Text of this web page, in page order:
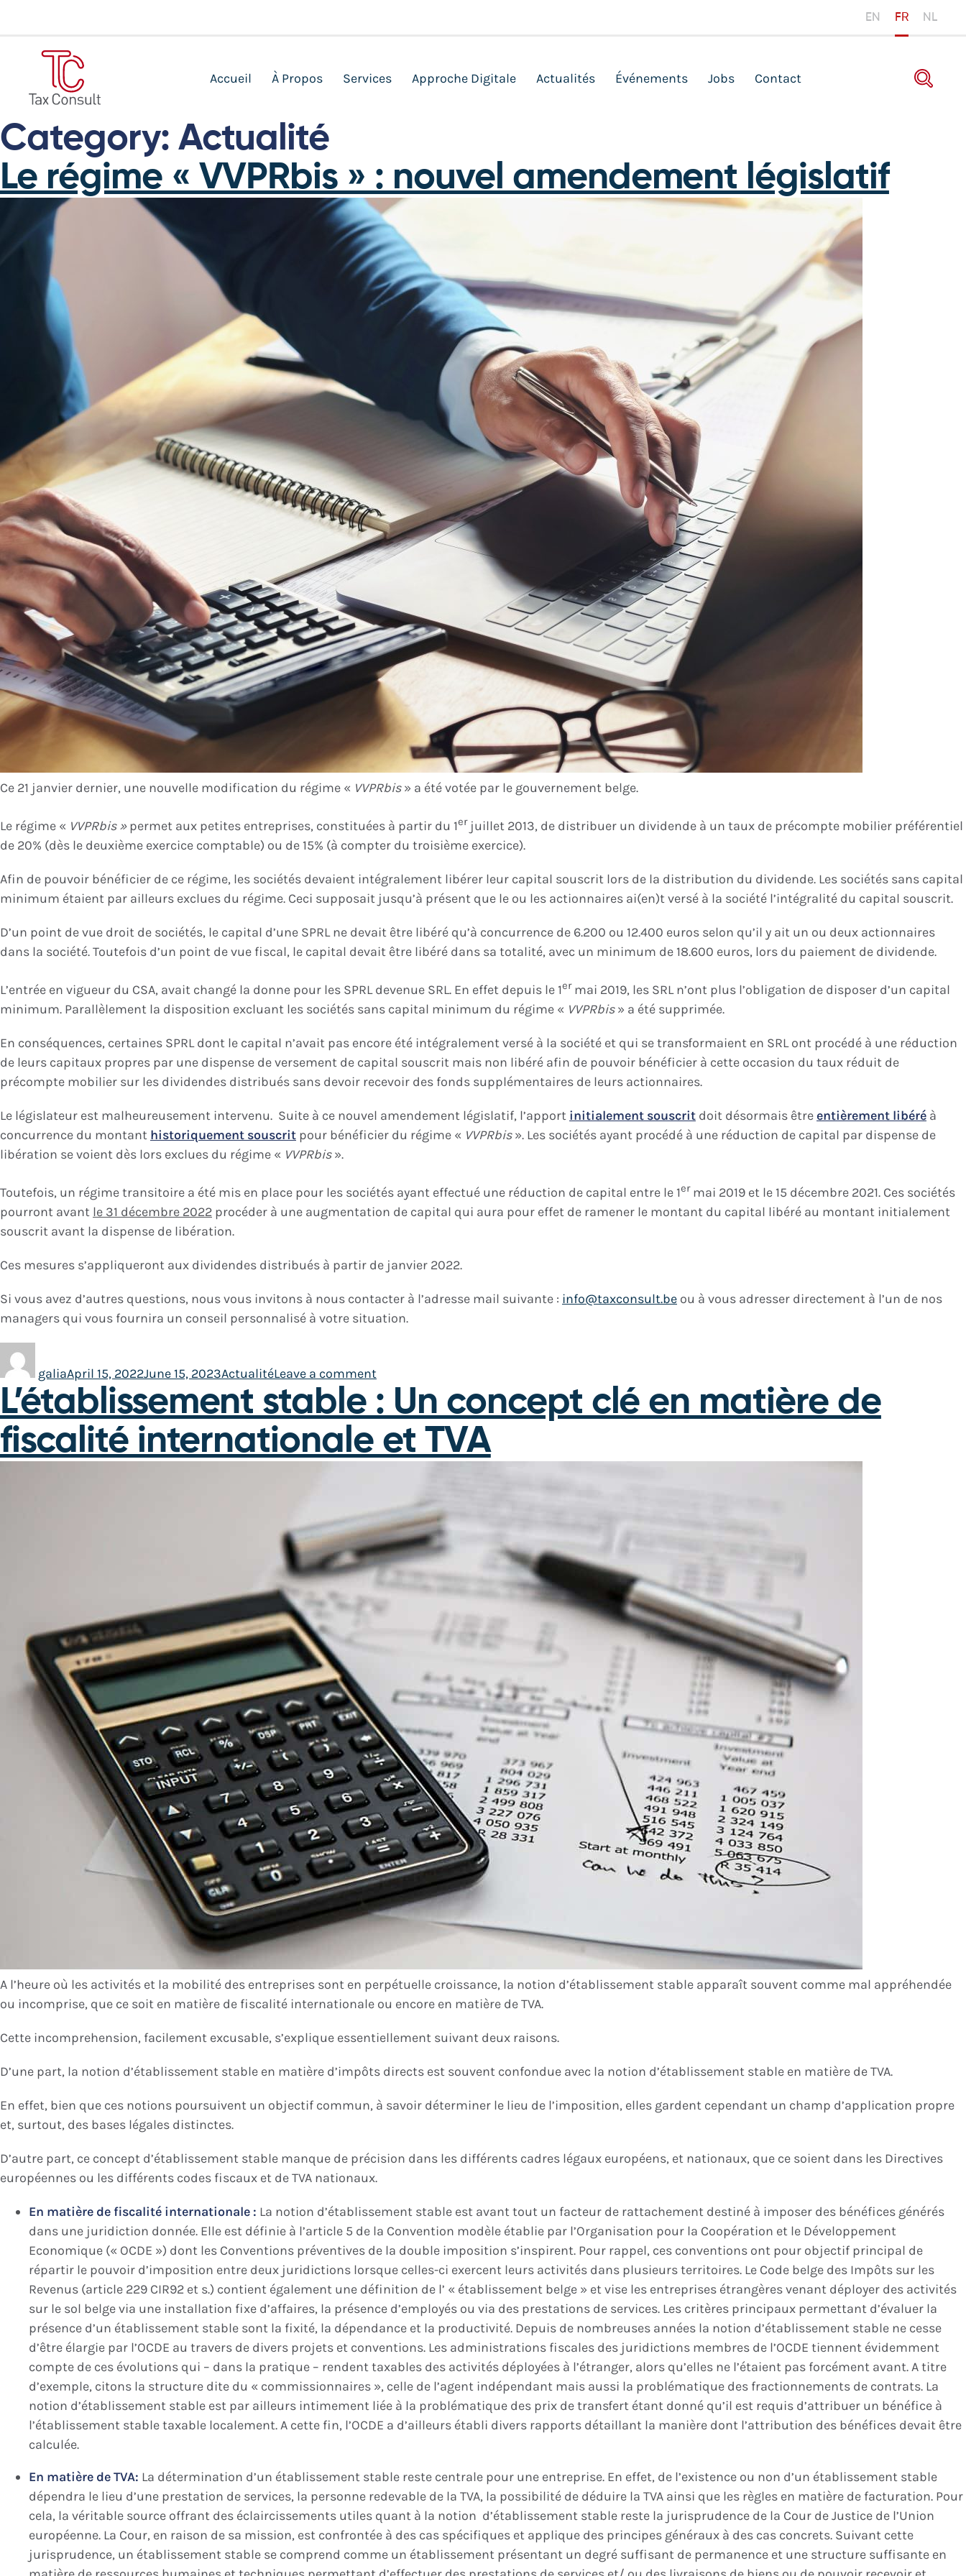
EN FR NL
Accueil À Propos Services Approche Digitale Actualités Événements Jobs Contact
Category: Actualité
Le régime « VVPRbis » : nouvel amendement législatif
Ce 21 janvier dernier, une nouvelle modification du régime « VVPRbis» a été votée par le gouvernement belge.
Le régime « VVPRbis »permet aux petites entreprises, constituées à partir du 1erjuillet 2013, de distribuer un dividende à un taux de précompte mobilier préférentiel
de 20% (dès le deuxième exercice comptable) ou de 15% (à compter du troisième exercice).
Afin de pouvoir bénéficier de ce régime, les sociétés devaient intégralement libérer leur capital souscrit lors de la distribution du dividende. Les sociétés sans capital
minimum étaient par ailleurs exclues du régime. Ceci supposait jusqu’à présent que le ou les actionnaires ai(en)t versé à la société l’intégralité du capital souscrit.
D’un point de vue droit de sociétés, le capital d’une SPRL ne devait être libéré qu’à concurrence de 6.200 ou 12.400 euros selon qu’il y ait un ou deux actionnaires
dans la société. Toutefois d’un point de vue fiscal, le capital devait être libéré dans sa totalité, avec un minimum de 18.600 euros, lors du paiement de dividende.
L’entrée en vigueur du CSA, avait changé la donne pour les SPRL devenue SRL. En effet depuis le 1ermai 2019, les SRL n’ont plus l’obligation de disposer d’un capital
minimum. Parallèlement la disposition excluant les sociétés sans capital minimum du régime « VVPRbis» a été supprimée.
En conséquences, certaines SPRL dont le capital n’avait pas encore été intégralement versé à la société et qui se transformaient en SRL ont procédé à une réduction
de leurs capitaux propres par une dispense de versement de capital souscrit mais non libéré afin de pouvoir bénéficier à cette occasion du taux réduit de
précompte mobilier sur les dividendes distribués sans devoir recevoir des fonds supplémentaires de leurs actionnaires.
Le législateur est malheureusement intervenu. Suite à ce nouvel amendement législatif, l’apport initialement souscrit doit désormais êtreentièrement libéré à
concurrence du montant historiquement souscrit pour bénéficier du régime « VVPRbis». Les sociétés ayant procédé à une réduction de capital par dispense de
libération se voient dès lors exclues du régime « VVPRbis».
Toutefois, un régime transitoire a été mis en place pour les sociétés ayant effectué une réduction de capital entre le 1ermai 2019 et le 15 décembre 2021. Ces sociétés
pourront avant le 31 décembre 2022 procéder à une augmentation de capital qui aura pour effet de ramener le montant du capital libéré au montant initialement
souscrit avant la dispense de libération.
Ces mesures s’appliqueront aux dividendes distribués à partir de janvier 2022.
Si vous avez d’autres questions, nous vous invitons à nous contacter à l’adresse mail suivante : info@taxconsult.be ou à vous adresser directement à l’un de nos
managers qui vous fournira un conseil personnalisé à votre situation.
galiaApril 15, 2022June 15, 2023ActualitéLeave a comment
L’établissement stable : Un concept clé en matière de
fiscalité internationale et TVA
A l’heure où les activités et la mobilité des entreprises sont en perpétuelle croissance, la notion d’établissement stable apparaît souvent comme mal appréhendée
ou incomprise, que ce soit en matière de fiscalité internationale ou encore en matière de TVA.
Cette incomprehension, facilement excusable, s’explique essentiellement suivant deux raisons.
D’une part, la notion d’établissement stable en matière d’impôts directs est souvent confondue avec la notion d’établissement stable en matière de TVA.
En effet, bien que ces notions poursuivent un objectif commun, à savoir déterminer le lieu de l’imposition, elles gardent cependant un champ d’application propre
et, surtout, des bases légales distinctes.
D’autre part, ce concept d’établissement stable manque de précision dans les différents cadres légaux européens, et nationaux, que ce soient dans les Directives
européennes ou les différents codes fiscaux et de TVA nationaux.
En matière de fiscalité internationale : La notion d’établissement stable est avant tout un facteur de rattachement destiné à imposer des bénéfices générés
dans une juridiction donnée. Elle est définie à l’article 5 de la Convention modèle établie par l’Organisation pour la Coopération et le Développement
Economique (« OCDE ») dont les Conventions préventives de la double imposition s’inspirent. Pour rappel, ces conventions ont pour objectif principal de
répartir le pouvoir d’imposition entre deux juridictions lorsque celles-ci exercent leurs activités dans plusieurs territoires. Le Code belge des Impôts sur les
Revenus (article 229 CIR92 et s.) contient également une définition de l’ « établissement belge » et vise les entreprises étrangères venant déployer des activités
sur le sol belge via une installation fixe d’affaires, la présence d’employés ou via des prestations de services. Les critères principaux permettant d’évaluer la
présence d’un établissement stable sont la fixité, la dépendance et la productivité. Depuis de nombreuses années la notion d’établissement stable ne cesse
d’être élargie par l’OCDE au travers de divers projets et conventions. Les administrations fiscales des juridictions membres de l’OCDE tiennent évidemment
compte de ces évolutions qui – dans la pratique – rendent taxables des activités déployées à l’étranger, alors qu’elles ne l’étaient pas forcément avant. A titre
d’exemple, citons la structure dite du « commissionnaires », celle de l’agent indépendant mais aussi la problématique des fractionnements de contrats. La
notion d’établissement stable est par ailleurs intimement liée à la problématique des prix de transfert étant donné qu’il est requis d’attribuer un bénéfice à
l’établissement stable taxable localement. A cette fin, l’OCDE a d’ailleurs établi divers rapports détaillant la manière dont l’attribution des bénéfices devait être
calculée.
En matière de TVA: La détermination d’un établissement stable reste centrale pour une entreprise. En effet, de l’existence ou non d’un établissement stable
dépendra le lieu d’une prestation de services, la personne redevable de la TVA, la possibilité de déduire la TVA ainsi que les règles en matière de facturation. Pour
cela, la véritable source offrant des éclaircissements utiles quant à la notion d’établissement stable reste la jurisprudence de la Cour de Justice de l’Union
européenne. La Cour, en raison de sa mission, est confrontée à des cas spécifiques et applique des principes généraux à des cas concrets. Suivant cette
jurisprudence, un établissement stable se comprend comme un établissement présentant un degré suffisant de permanence et une structure suffisante en